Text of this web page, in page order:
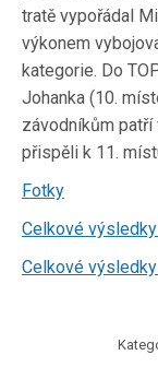
tratě vypořádal
výkonem
kategorie. Do
Johanka (10.
závodníkům
přispěli k 11.
Fotky
Celkové
Celkové